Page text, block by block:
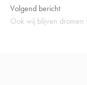
Volgend bericht
Ook wij blijven dromen